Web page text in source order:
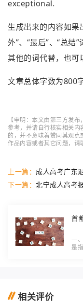
exceptional.
生成出来的内容如果
外”、“最后”、“总结
其他的词代替，也可
文章总体字数为800
【申明：本文由第三方发
参考，并请自行核实相关内
的，并不意味着赞同其观点
作品内容或者其它问题，请
上一篇： 成人高考广东
下一篇： 北宁成人高考
首
一
是
相关评价